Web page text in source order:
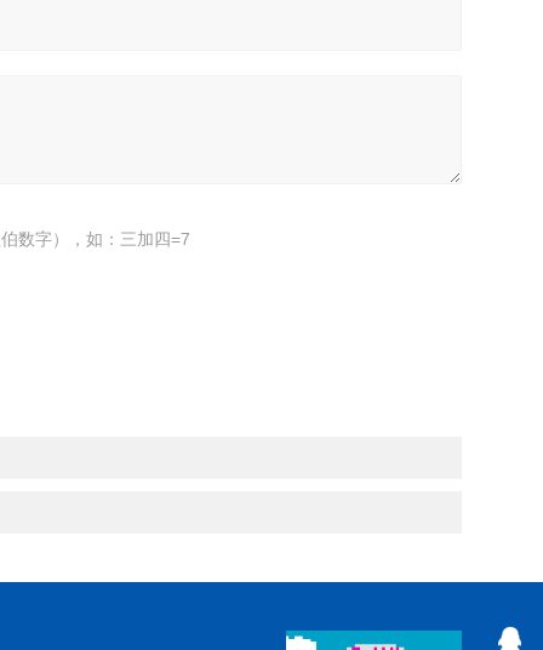
数字），如：三加四=7